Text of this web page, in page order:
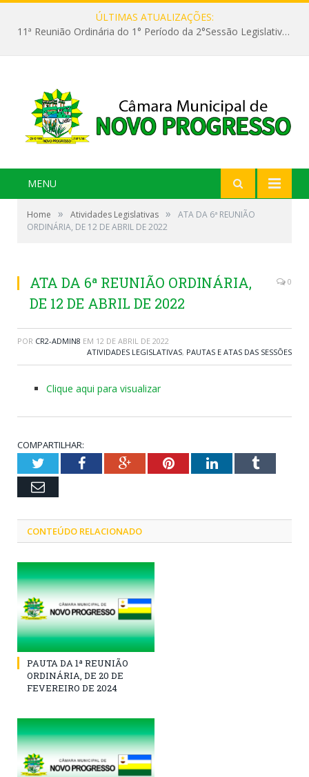
ÚLTIMAS ATUALIZAÇÕES:
11ª Reunião Ordinária do 1° Período da 2°Sessão Legislativa da 9ª Legislatura do Poder Legislativo
MENU
Home » Atividades Legislativas »
ATA DA 6ª REUNIÃO
ORDINÁRIA, DE 12 DE ABRIL DE 2022
ATA DA 6ª REUNIÃO ORDINÁRIA,
DE 12 DE ABRIL DE 2022
0
POR CR2-ADMIN8 EM 12 DE ABRIL DE 2022
ATIVIDADES LEGISLATIVAS, PAUTAS E ATAS DAS SESSÕES
Clique aqui para visualizar
COMPARTILHAR:
TwitterFacebookGoogle+PinterestLinkedInTumblr
Email
CONTEÚDO RELACIONADO
PAUTA DA 1ª REUNIÃO
ORDINÁRIA, DE 20 DE
FEVEREIRO DE 2024